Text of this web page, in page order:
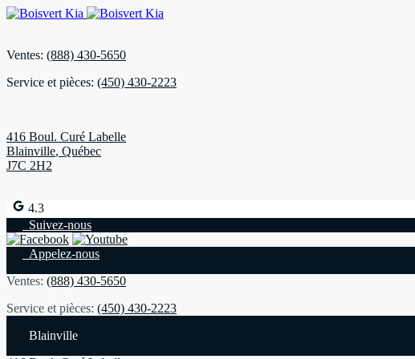
Ventes: (888) 430-5650
Service et pièces: (450) 430-2223
416 Boul. Curé Labelle
Blainville, Québec
J7C 2H2
4.3
Suivez-nous
Appelez-nous
Ventes: (888) 430-5650
Service et pièces: (450) 430-2223
Blainville